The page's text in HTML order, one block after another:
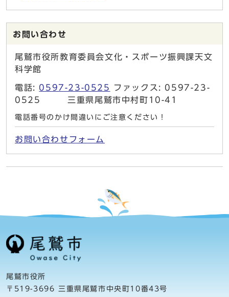
お問い合わせ
尾鷲市役所教育委員会文化・スポーツ振興課天文
科学館
電話: 0597-23-0525
ファックス: 0597-23-
0525 三重県尾鷲市中村町10-41
電話番号のかけ間違いにご注意ください！
お問い合わせフォーム
尾鷲市役所
〒519-3696 三重県尾鷲市中央町10番43号